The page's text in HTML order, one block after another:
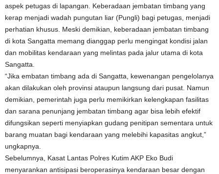
aspek petugas di lapangan. Keberadaan jembatan timbang yang
kerap menjadi wadah pungutan liar (Pungli) bagi petugas, menjadi
perhatian khusus. Meski demikian, keberadaan jembatan timbang
di kota Sangatta memang dianggap perlu mengingat kondisi jalan
dan mobilitas kendaraan yang melintas pada jalur utama di kota
Sangatta.
“Jika embatan timbang ada di Sangatta, kewenangan pengelolanya
akan dilakukan oleh provinsi ataupun langsung dari pusat. Namun
demikian, pemerintah juga perlu memikirkan kelengkapan fasilitas
dan sarana penunjang jembatan timbang agar bisa lebih efektif
difungsikan seperti menyiapkan gudang penitipan sementara untuk
barang muatan bagi kendaraan yang melebihi kapasitas angkut,”
ungkapnya.
Sebelumnya, Kasat Lantas Polres Kutim AKP Eko Budi
menyarankan antisipasi beroperasinya kendaraan besar dengan